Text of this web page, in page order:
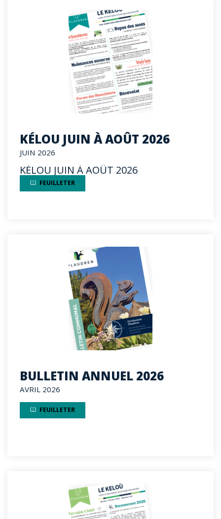
KÉLOU JUIN À AOÛT 2026
JUIN 2026
KÉLOU JUIN À AOÛT 2026
FEUILLETER
BULLETIN ANNUEL 2026
AVRIL 2026
FEUILLETER